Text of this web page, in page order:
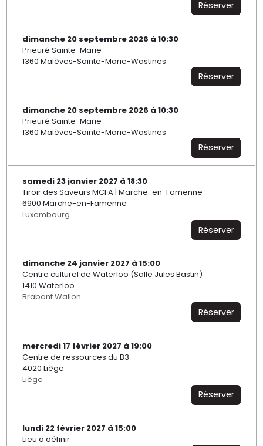
Réserver
dimanche 20 septembre 2026 à 10:30
Prieuré Sainte-Marie
1360 Malèves-Sainte-Marie-Wastines
Réserver
dimanche 20 septembre 2026 à 10:30
Prieuré Sainte-Marie
1360 Malèves-Sainte-Marie-Wastines
Réserver
samedi 23 janvier 2027 à 18:30
Tiroir des Saveurs MCFA | Marche-en-Famenne
6900 Marche-en-Famenne
Luxembourg
Réserver
dimanche 24 janvier 2027 à 15:00
Centre culturel de Waterloo (Salle Jules Bastin)
1410 Waterloo
Brabant Wallon
Réserver
mercredi 17 février 2027 à 19:00
Centre de ressources du B3
4020 Liège
Liège
Réserver
lundi 22 février 2027 à 15:00
Lieu à définir